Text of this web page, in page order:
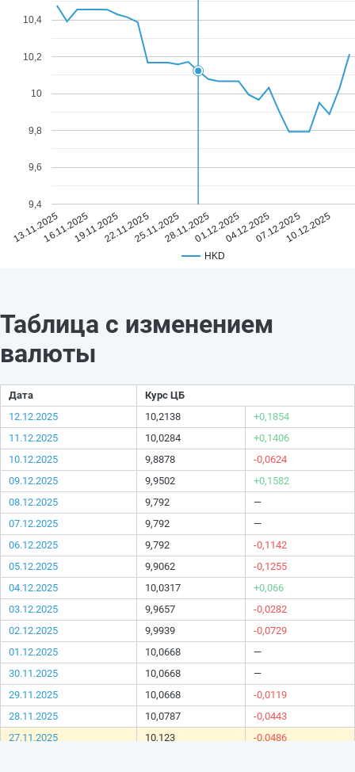
HKD
13.11.202516.11.202519.11.202522.11.202525.11.202528.11.202501.12.202504.12.202507.12.202510.12.2025
9,4
9,6
9,8
10
10,2
10,4
Таблица с изменением
валюты
Дата
Курс ЦБ
12.12.2025
10,2138
+0,1854
11.12.2025
10,0284
+0,1406
10.12.2025
9,8878
-0,0624
09.12.2025
9,9502
+0,1582
08.12.2025
9,792
—
07.12.2025
9,792
—
06.12.2025
9,792
-0,1142
05.12.2025
9,9062
-0,1255
04.12.2025
10,0317
+0,066
03.12.2025
9,9657
-0,0282
02.12.2025
9,9939
-0,0729
01.12.2025
10,0668
—
30.11.2025
10,0668
—
29.11.2025
10,0668
-0,0119
28.11.2025
10,0787
-0,0443
27.11.2025
10,123
-0,0486